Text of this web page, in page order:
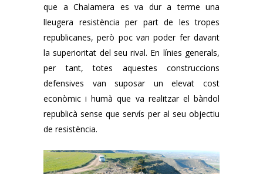
que a Chalamera es va dur a terme una
lleugera resistència per part de les tropes
republicanes, però poc van poder fer davant
la superioritat del seu rival. En línies generals,
per tant, totes aquestes construccions
defensives van suposar un elevat cost
econòmic i humà que va realitzar el bàndol
republicà sense que servís per al seu objectiu
de resistència.